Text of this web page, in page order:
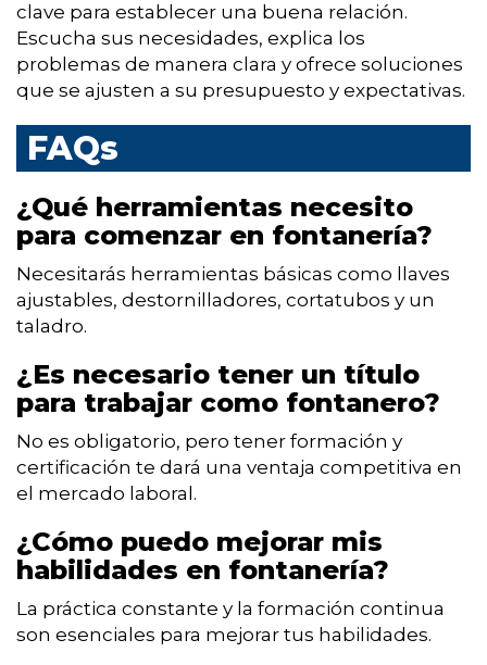
clave para establecer una buena relación.
Escucha sus necesidades, explica los
problemas de manera clara y ofrece soluciones
que se ajusten a su presupuesto y expectativas.
FAQs
¿Qué herramientas necesito
para comenzar en fontanería?
Necesitarás herramientas básicas como llaves
ajustables, destornilladores, cortatubos y un
taladro.
¿Es necesario tener un título
para trabajar como fontanero?
No es obligatorio, pero tener formación y
certificación te dará una ventaja competitiva en
el mercado laboral.
¿Cómo puedo mejorar mis
habilidades en fontanería?
La práctica constante y la formación continua
son esenciales para mejorar tus habilidades.